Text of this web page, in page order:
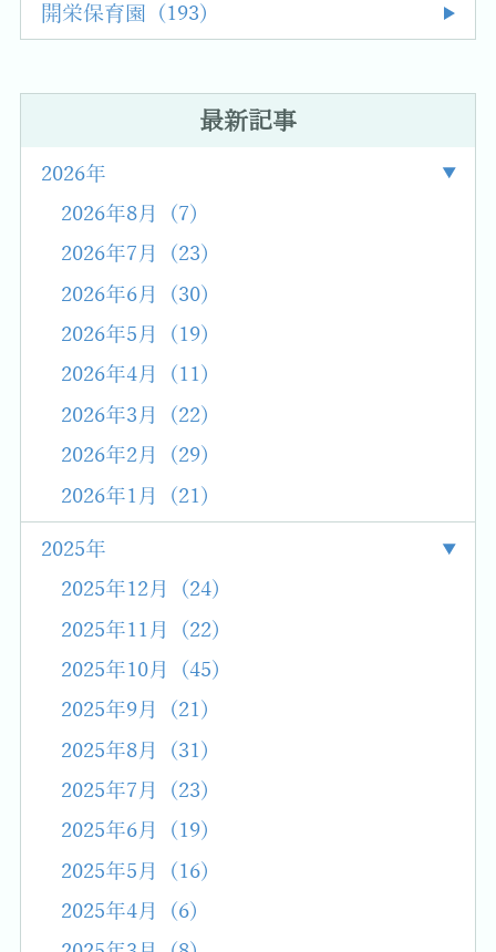
開栄保育園 (193)
最新記事
2026年
2026年8月 (7)
2026年7月 (23)
2026年6月 (30)
2026年5月 (19)
2026年4月 (11)
2026年3月 (22)
2026年2月 (29)
2026年1月 (21)
2025年
2025年12月 (24)
2025年11月 (22)
2025年10月 (45)
2025年9月 (21)
2025年8月 (31)
2025年7月 (23)
2025年6月 (19)
2025年5月 (16)
2025年4月 (6)